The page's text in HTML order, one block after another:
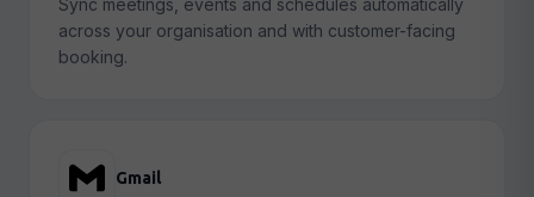
Sync meetings, events and schedules automatically
across your organisation and with customer-facing
booking.
Gmail